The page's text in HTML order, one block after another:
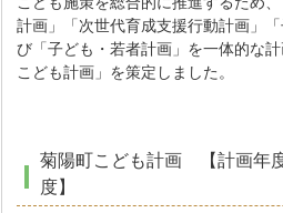
計画」「次世代育成支援行動計画」
び「子ども・若者計画」を一体的な
こども計画」を策定しました。
菊陽町こども計画 【計画年
度】